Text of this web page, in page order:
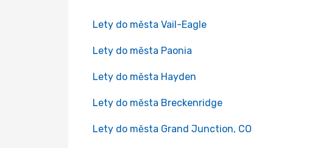
Lety do města Vail-Eagle
Lety do města Paonia
Lety do města Hayden
Lety do města Breckenridge
Lety do města Grand Junction, CO